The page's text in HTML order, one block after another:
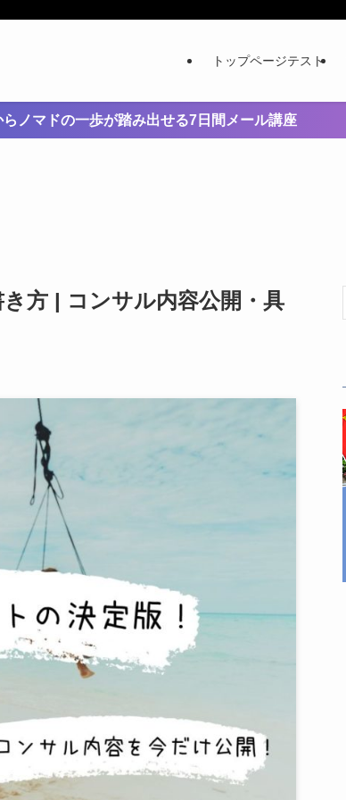
トップページテスト
ノマドの一歩が踏み出せる7日間メール講座
方 | コンサル内容公開・具